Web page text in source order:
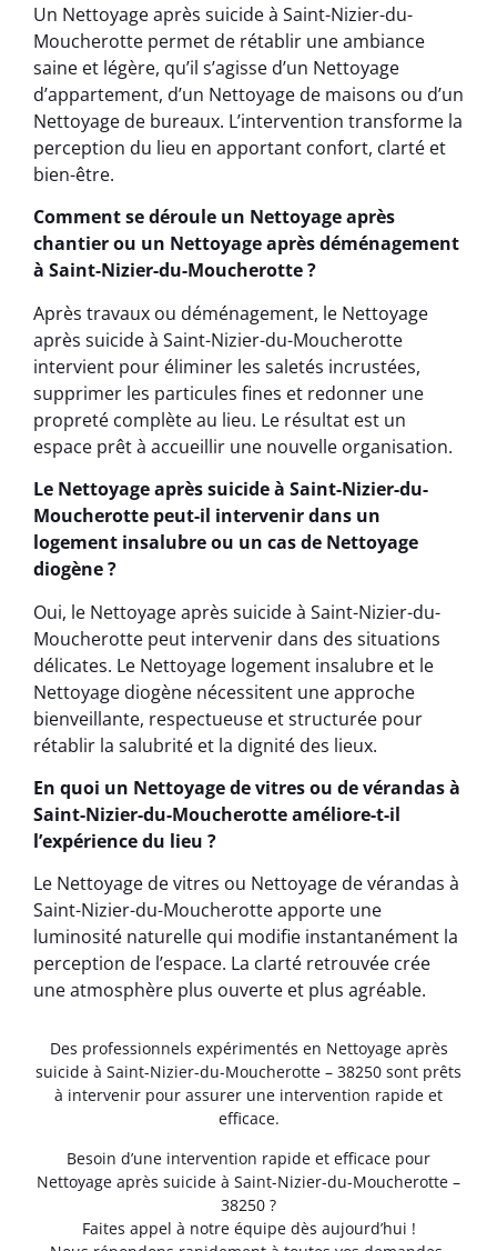
Un Nettoyage après suicide à Saint-Nizier-du-
Moucherotte permet de rétablir une ambiance
saine et légère, qu’il s’agisse d’un Nettoyage
d’appartement, d’un Nettoyage de maisons ou d’un
Nettoyage de bureaux. L’intervention transforme la
perception du lieu en apportant confort, clarté et
bien-être.
Comment se déroule un Nettoyage après
chantier ou un Nettoyage après déménagement
à Saint-Nizier-du-Moucherotte ?
Après travaux ou déménagement, le Nettoyage
après suicide à Saint-Nizier-du-Moucherotte
intervient pour éliminer les saletés incrustées,
supprimer les particules fines et redonner une
propreté complète au lieu. Le résultat est un
espace prêt à accueillir une nouvelle organisation.
Le Nettoyage après suicide à Saint-Nizier-du-
Moucherotte peut-il intervenir dans un
logement insalubre ou un cas de Nettoyage
diogène ?
Oui, le Nettoyage après suicide à Saint-Nizier-du-
Moucherotte peut intervenir dans des situations
délicates. Le Nettoyage logement insalubre et le
Nettoyage diogène nécessitent une approche
bienveillante, respectueuse et structurée pour
rétablir la salubrité et la dignité des lieux.
En quoi un Nettoyage de vitres ou de vérandas à
Saint-Nizier-du-Moucherotte améliore-t-il
l’expérience du lieu ?
Le Nettoyage de vitres ou Nettoyage de vérandas à
Saint-Nizier-du-Moucherotte apporte une
luminosité naturelle qui modifie instantanément la
perception de l’espace. La clarté retrouvée crée
une atmosphère plus ouverte et plus agréable.
Des professionnels expérimentés en Nettoyage après
suicide à Saint-Nizier-du-Moucherotte – 38250 sont prêts
à intervenir pour assurer une intervention rapide et
efficace.
Besoin d’une intervention rapide et efficace pour
Nettoyage après suicide à Saint-Nizier-du-Moucherotte –
38250 ?
Faites appel à notre équipe dès aujourd’hui !